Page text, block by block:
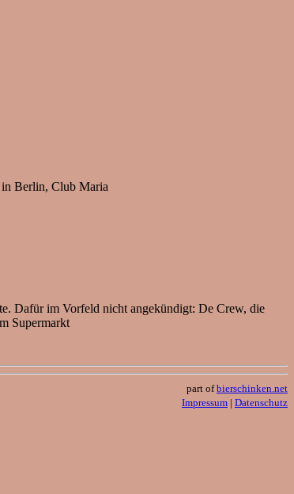
in Berlin, Club Maria
Dafür im Vorfeld nicht angekündigt: De Crew, die
Supermarkt
part ofbierschinken.net
Impressum | Datenschutz